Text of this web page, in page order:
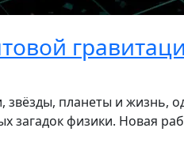
звёзды, планеты и
загадок физики. Новая